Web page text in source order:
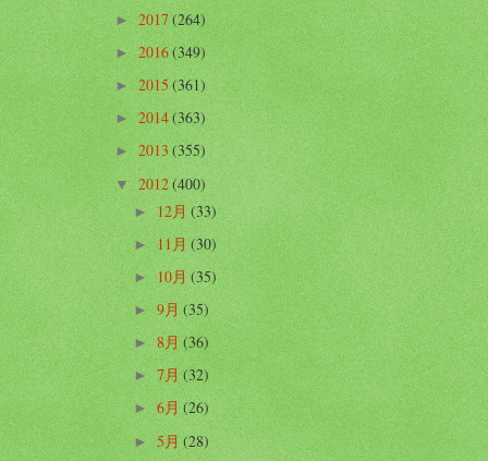
►2017(264)
►2016(349)
►2015(361)
►2014(363)
►2013(355)
▼2012(400)
►12月(33)
►11月(30)
►10月(35)
►9月(35)
►8月(36)
►7月(32)
►6月(26)
►5月(28)